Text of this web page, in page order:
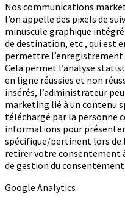
Nos communications
l’on appelle des pixels de
minuscule graphique
de destination, etc., qui est
permettre l’enregistrement
Cela permet l’analyse
en ligne réussies et non
insérés, l’administrateur
marketing lié à un contenu
téléchargé par la personne
informations pour
spécifique/pertinent lors de
retirer votre consentement
de gestion du
Google Analytics